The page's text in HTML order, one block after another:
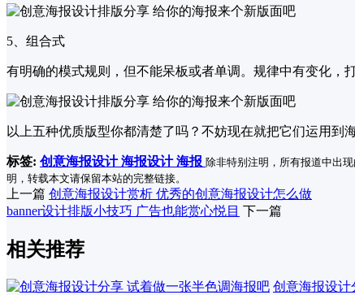
5、组合式
有明确的模式规则，但不能呆板或者单调。规律中有变化，
以上五种优质版型你都清楚了吗？不妨现在就把它们运用
标签: 创意海报设计海报设计海报 除非特别注明，所有报道中出
明，转载本文请保留本站的完整链接。
上一篇 创意海报设计赏析 优秀的创意海报设计怎么做
banner设计排版小技巧 广告也能赏心悦目 下一篇
相关推荐
创意海报设计